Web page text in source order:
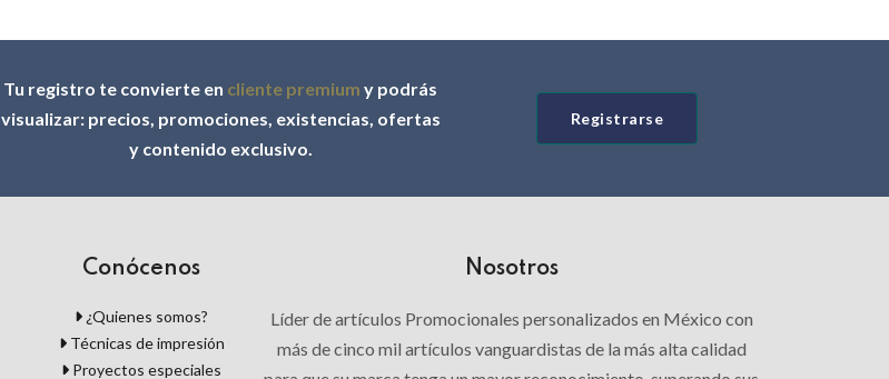
Tu registro te convierte en cliente premium y podrás
visualizar: precios, promociones, existencias, ofertas
y contenido exclusivo.
Registrarse
Conócenos
¿Quienes somos?
Técnicas de impresión
Proyectos especiales
Nosotros
Líder de artículos Promocionales personalizados en México con
más de cinco mil artículos vanguardistas de la más alta calidad